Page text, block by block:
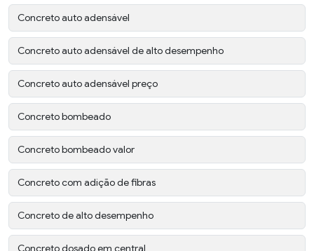
Concreto auto adensável
Concreto auto adensável de alto desempenho
Concreto auto adensável preço
Concreto bombeado
Concreto bombeado valor
Concreto com adição de fibras
Concreto de alto desempenho
Concreto dosado em central